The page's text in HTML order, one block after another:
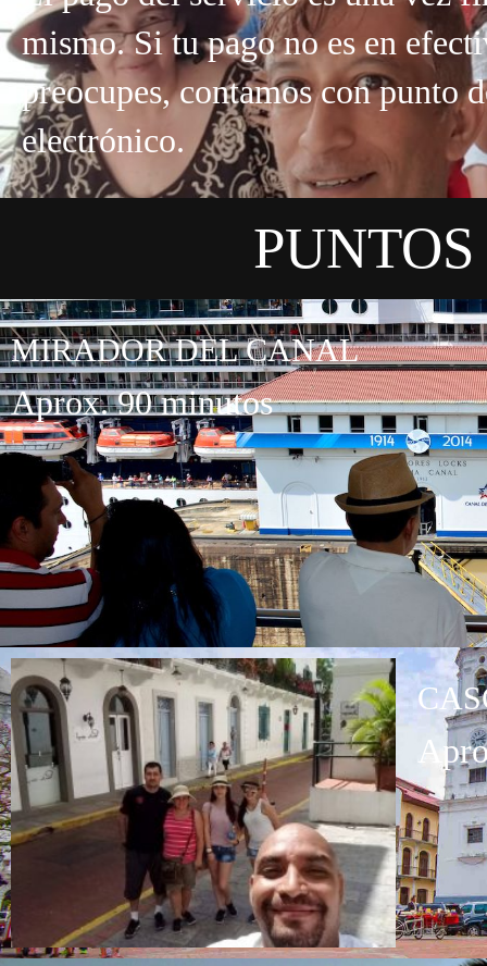
mismo. Si tu pago no es en
preocupes, contamos con punto
electrónico.
MIRADOR DEL CANAL
Aprox. 90 minutos